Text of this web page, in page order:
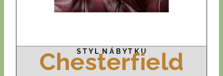
S T Y L N Á B Y T K U
Chesterfield